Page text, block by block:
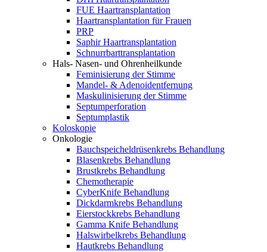
FUE Haartransplantation
Haartransplantation für Frauen
PRP
Saphir Haartransplantation
Schnurrbarttransplantation
Hals- Nasen- und Ohrenheilkunde
Feminisierung der Stimme
Mandel- & Adenoidentfernung
Maskulinisierung der Stimme
Septumperforation
Septumplastik
Koloskopie
Onkologie
Bauchspeicheldrüsenkrebs Behandlung
Blasenkrebs Behandlung
Brustkrebs Behandlung
Chemotherapie
CyberKnife Behandlung
Dickdarmkrebs Behandlung
Eierstockkrebs Behandlung
Gamma Knife Behandlung
Halswirbelkrebs Behandlung
Hautkrebs Behandlung